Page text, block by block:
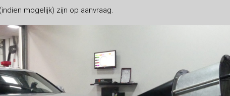
mogelijk) zijn op aanvraag.